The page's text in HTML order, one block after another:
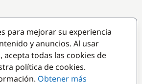
para mejorar su experiencia
y anuncios. Al usar
acepta todas las cookies de
política de cookies.
Obtener más